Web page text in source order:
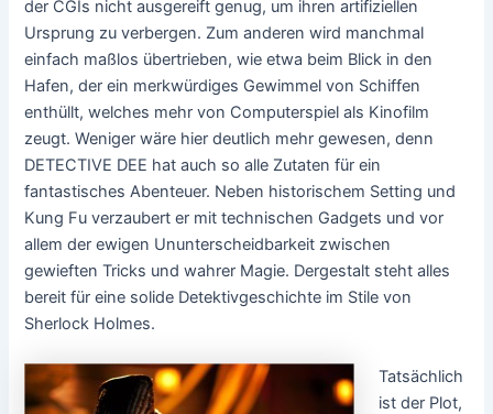
der CGIs nicht ausgereift genug, um ihren artifiziellen
Ursprung zu verbergen. Zum anderen wird manchmal
einfach maßlos übertrieben, wie etwa beim Blick in den
Hafen, der ein merkwürdiges Gewimmel von Schiffen
enthüllt, welches mehr von Computerspiel als Kinofilm
zeugt. Weniger wäre hier deutlich mehr gewesen, denn
DETECTIVE DEE hat auch so alle Zutaten für ein
fantastisches Abenteuer. Neben historischem Setting und
Kung Fu verzaubert er mit technischen Gadgets und vor
allem der ewigen Ununterscheidbarkeit zwischen
gewieften Tricks und wahrer Magie. Dergestalt steht alles
bereit für eine solide Detektivgeschichte im Stile von
Sherlock Holmes.
Tatsächlich
ist der Plot,